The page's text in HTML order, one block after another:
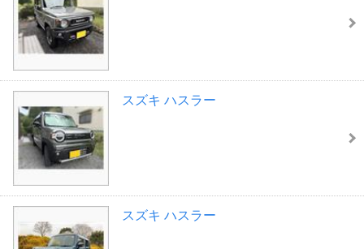
スズキ ハスラー
スズキ ハスラー